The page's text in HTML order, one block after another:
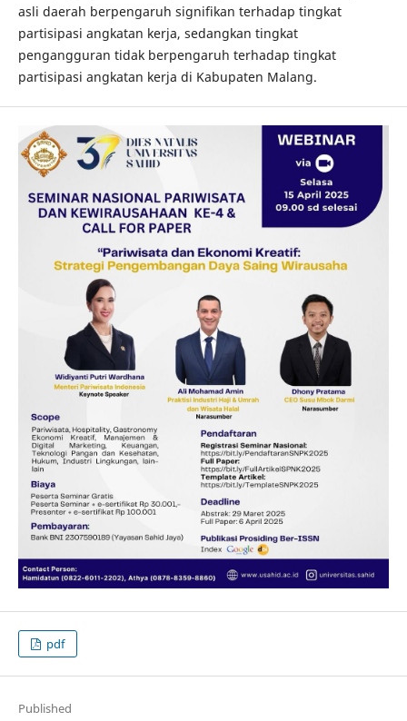
asli daerah berpengaruh signifikan terhadap tingkat
partisipasi angkatan kerja, sedangkan tingkat
pengangguran tidak berpengaruh terhadap tingkat
partisipasi angkatan kerja di Kabupaten Malang.
pdf
Published